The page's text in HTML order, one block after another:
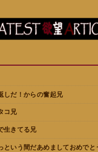
しだ！からの奮起兄
コ兄
生きてる兄
という間だあめましておめでと